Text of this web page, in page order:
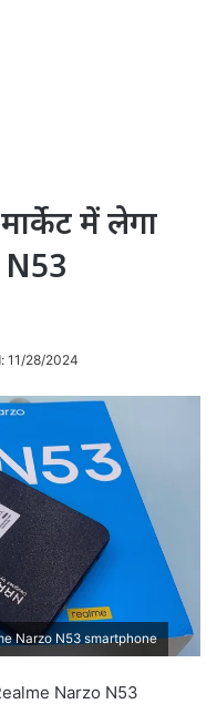
में लेगा
N53
11/28/2024
Narzo N53 smartphone
Narzo N53